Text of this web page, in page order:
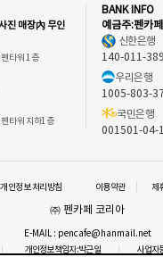
진 매장內 무인
타워 1층
타워 지하1층
BANK INFO
예금주:펜카
신한은행
140-011-
우리은행
1005-803-
국민은행
001501-04-
개인정보 처리방침 이용약관 제
㈜ 펜카페 코리아
E-MAIL : pencafe@hanmail.net
개인정보책임자:박근일 사업자